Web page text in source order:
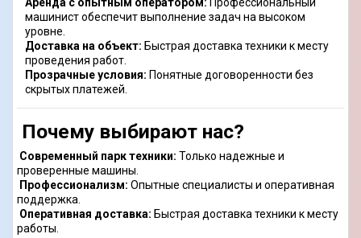
Аренда с опытным оператором: Профессиональный
машинист обеспечит выполнение задач на высоком
уровне.
Доставка на объект: Быстрая доставка техники к месту
проведения работ.
Прозрачные условия: Понятные договоренности без
скрытых платежей.
Почему выбирают нас?
Современный парк техники: Только надежные и
проверенные машины.
Профессионализм: Опытные специалисты и оперативная
поддержка.
Оперативная доставка: Быстрая доставка техники к месту
работы.